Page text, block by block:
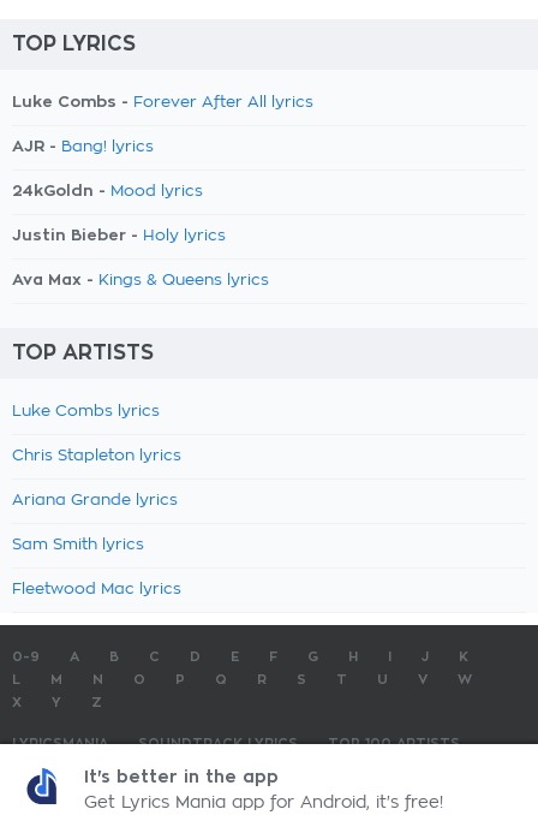
TOP LYRICS
Luke Combs - Forever After All lyrics
AJR - Bang! lyrics
24kGoldn - Mood lyrics
Justin Bieber - Holy lyrics
Ava Max - Kings & Queens lyrics
TOP ARTISTS
Luke Combs lyrics
Chris Stapleton lyrics
Ariana Grande lyrics
Sam Smith lyrics
Fleetwood Mac lyrics
0-9 A B C D E F G H J
K
M N O P Q R S T U V
W
X
Y Z
LYRICSMANIA SOUNDTRACK LYRICS
TOP 100 ARTISTS
TOP 100 LYRICS
LyricsMania.com - Copyright © 2026 - All Rights ReservedPrivacy Policy
It's better in the app
Get Lyrics Mania app for Android, it's free!